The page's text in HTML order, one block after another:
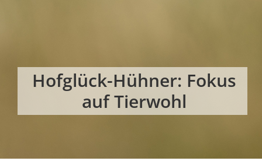
Hofglück-Hühner: Fokus
auf Tierwohl